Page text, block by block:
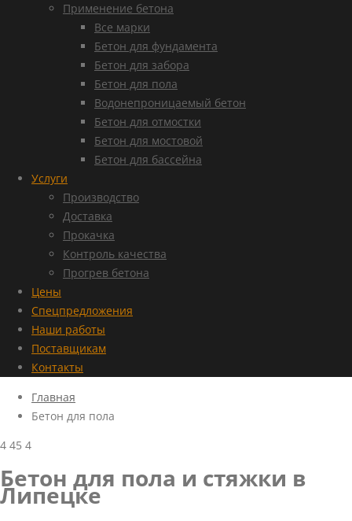
Применение бетона
Все марки
Бетон для фундамента
Бетон для забора
Бетон для пола
Водонепроницаемый бетон
Бетон для отмостки
Бетон для мостовой
Бетон для бассейна
Услуги
Производство
Доставка
Прокачка
Контроль качества
Прогрев бетона
Цены
Спецпредложения
Наши работы
Поставщикам
Контакты
Главная
Бетон для пола
4 45 4
Бетон для пола и стяжки в
Липецке